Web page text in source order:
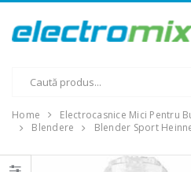
Home Electrocasnice Mici Pentru
Blendere
Blender Sport